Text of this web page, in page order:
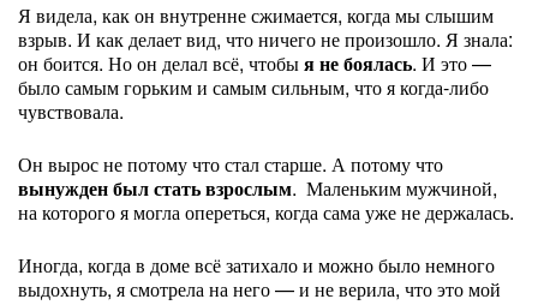
Я видела, как он внутренне сжимается, когда мы слышим
взрыв. И как делает вид, что ничего не произошло. Я знала:
он боится. Но он делал всё, чтобыя не боялась. И это —
было самым горьким и самым сильным, что я когда-либо
чувствовала.
Он вырос не потому что стал старше. А потому что
вынужден был стать взрослым. Маленьким мужчиной,
на которого я могла опереться, когда сама уже не держалась.
Иногда, когда в доме всё затихало и можно было немного
выдохнуть, я смотрела на него — и не верила, что это мой